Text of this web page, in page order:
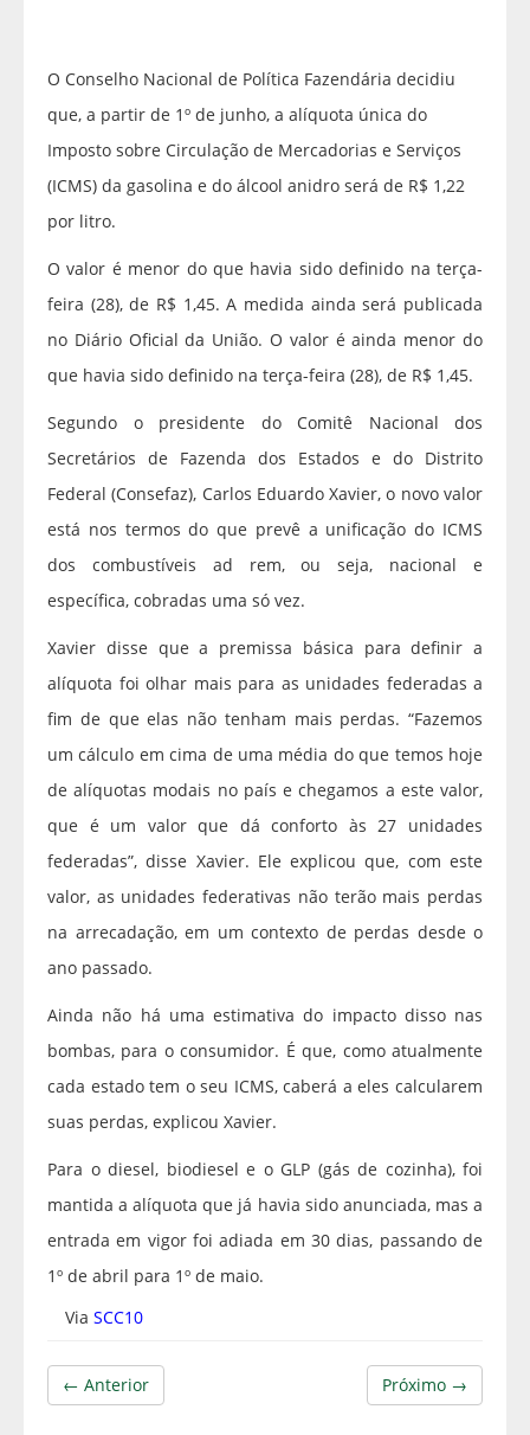
O Conselho Nacional de Política Fazendária decidiu
que, a partir de 1º de junho, a alíquota única do
Imposto sobre Circulação de Mercadorias e Serviços
(ICMS) da gasolina e do álcool anidro será de R$ 1,22
por litro.
O valor é menor do que havia sido definido na terça-
feira (28), de R$ 1,45. A medida ainda será publicada
no Diário Oficial da União. O valor é ainda menor do
que havia sido definido na terça-feira (28), de R$ 1,45.
Segundo o presidente do Comitê Nacional dos
Secretários de Fazenda dos Estados e do Distrito
Federal (Consefaz), Carlos Eduardo Xavier, o novo valor
está nos termos do que prevê a unificação do ICMS
dos combustíveis ad rem, ou seja, nacional e
específica, cobradas uma só vez.
Xavier disse que a premissa básica para definir a
alíquota foi olhar mais para as unidades federadas a
fim de que elas não tenham mais perdas. “Fazemos
um cálculo em cima de uma média do que temos hoje
de alíquotas modais no país e chegamos a este valor,
que é um valor que dá conforto às 27 unidades
federadas”, disse Xavier. Ele explicou que, com este
valor, as unidades federativas não terão mais perdas
na arrecadação, em um contexto de perdas desde o
ano passado.
Ainda não há uma estimativa do impacto disso nas
bombas, para o consumidor. É que, como atualmente
cada estado tem o seu ICMS, caberá a eles calcularem
suas perdas, explicou Xavier.
Para o diesel, biodiesel e o GLP (gás de cozinha), foi
mantida a alíquota que já havia sido anunciada, mas a
entrada em vigor foi adiada em 30 dias, passando de
1º de abril para 1º de maio.
Via SCC10
Próximo →
← Anterior